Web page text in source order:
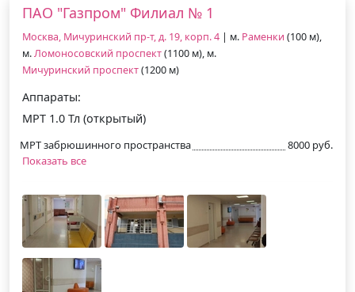
ПАО "Газпром" Филиал № 1
Москва, Мичуринский пр-т, д. 19, корп. 4 | м. Раменки (100 м),
м.Ломоносовский проспект(1100 м), м.
Мичуринский проспект(1200 м)
Аппараты:
МРТ 1.0 Тл (открытый)
МРТ забрюшинного пространства
8000 руб.
Показать все